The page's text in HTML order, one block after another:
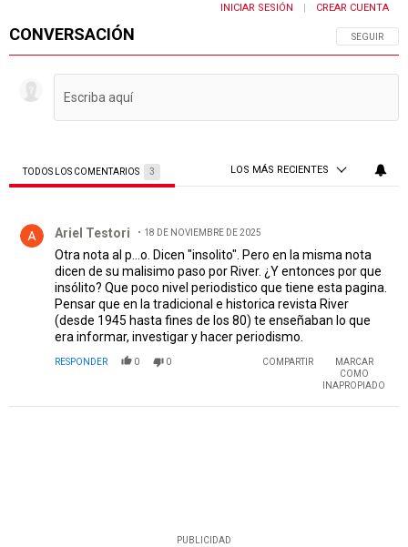
CONVERSACIÓN SIGA ESTA
SEGUIR
INICIAR SESIÓN CREAR CUENTA
TODOS LOS COMENTARIOS 3 LOS MÁS RECIENTES
Ariel Testori 18 DE NOVIEMBRE DE 2025
Otra nota al p...o. Dicen "insolito". Pero en la misma nota
dicen de su malisimo paso por River. ¿Y entonces por que
insólito? Que poco nivel periodistico que tiene esta pagina.
Pensar que en la tradicional e historica revista River
(desde 1945 hasta fines de los 80) te enseñaban lo que
era informar, investigar y hacer periodismo.
RESPONDER 0 0 COMPARTIR
MARCAR
COMO
INAPROPIADO
PUBLICIDAD